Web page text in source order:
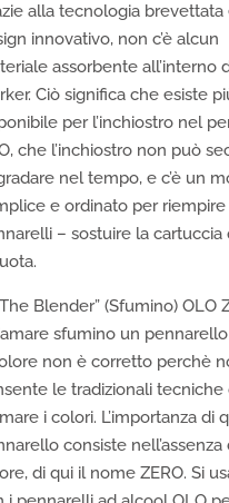
alla tecnologia brevettata
innovativo, non c’è alcun
assorbente all’interno
Ciò significa che esiste
per l’inchiostro nel
che l’inchiostro non può
nel tempo, e c’è un
e ordinato per riempire
– sostuire la cartuccia
Blender” (Sfumino) OLO
sfumino un pennarello
non è corretto perchè
le tradizionali tecniche
i colori. L’importanza di
consiste nell’assenza
di qui il nome ZERO. Si